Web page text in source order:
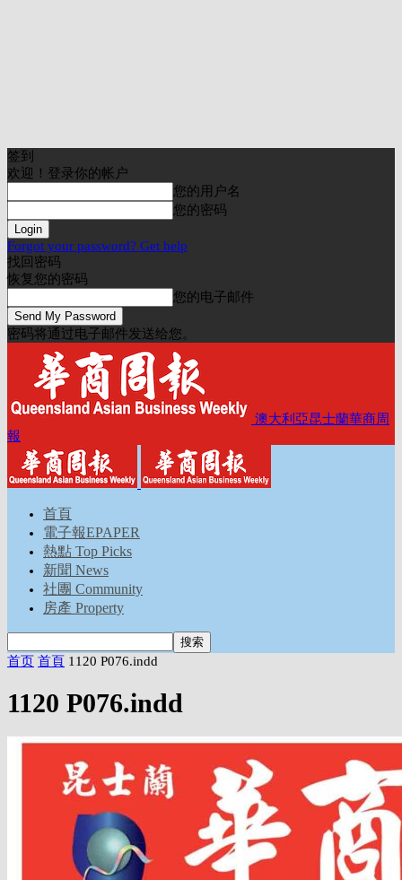
签到
欢迎！登录你的帐户
您的用户名
您的密码
Forgot your password? Get help
找回密码
恢复您的密码
您的电子邮件
密码将通过电子邮件发送给您。
澳大利亞昆士蘭華商周
報
首頁
電子報EPAPER
熱點 Top Picks
新聞 News
社團 Community
房產 Property
首页 首頁 1120 P076.indd
1120 P076.indd